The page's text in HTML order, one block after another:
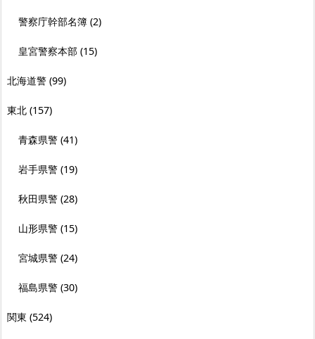
警察庁幹部名簿 (2)
皇宮警察本部 (15)
北海道警 (99)
東北 (157)
青森県警 (41)
岩手県警 (19)
秋田県警 (28)
山形県警 (15)
宮城県警 (24)
福島県警 (30)
関東 (524)